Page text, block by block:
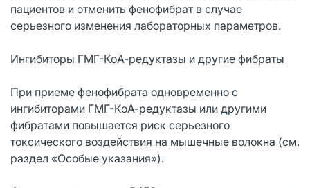
пациентов и отменить фенофибрат в случае
серьезного изменения лабораторных параметров.
Ингибиторы ГМГ-КоА-редуктазы и другие фибраты
При приеме фенофибрата одновременно с
ингибиторами ГМГ-КоА-редуктазы или другими
фибратами повышается риск серьезного
токсического воздействия на мышечные волокна (см.
раздел «Особые указания»).